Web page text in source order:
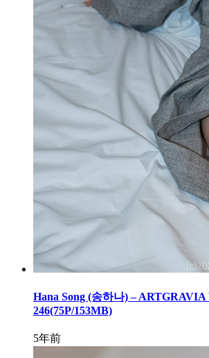
Hana Song (송하나) –
246(75P/153MB)
5年前